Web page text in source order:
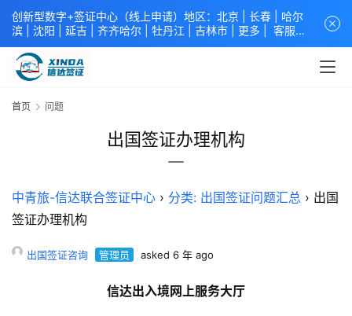
首页 问题
出国签证办理机构
中青旅-信达联合签证中心 › 分类: 出国签证问题汇总 › 出国
签证办理机构
出国签证咨询 管理员 asked 6 年 ago
信达出入境网上服务大厅
创新型数字+签证中心（线上申请）地区：北京 | 长春
哈尔
滨
沈阳 延吉 | 齐齐哈尔 | 牡丹江 吉林市 | 更多 | 客服中
心
中青旅信达联合签证中心
学签证 商务签证 探亲签证 旅游签证 涉外公证 外交部认证 单
xindavisa01 免责声明：本站非政府网站，不隶属于大使馆！
提供服务机构：
.专业：留学签证 商务签证 探亲签证 旅游签证 涉外公证 外
交部认证 单（双认证），海牙认证。